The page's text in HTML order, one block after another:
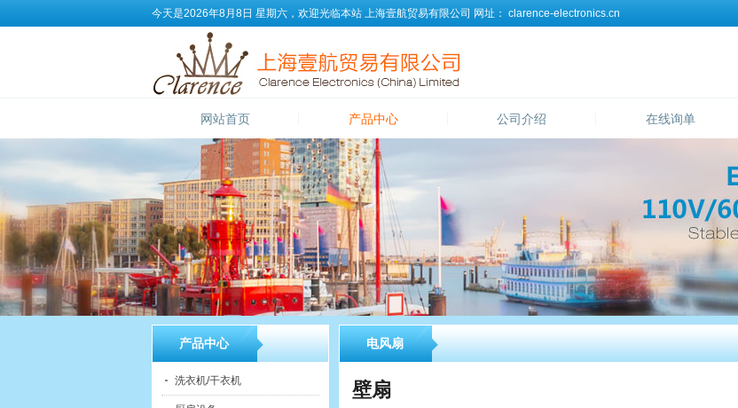
今天是2026年8月8日 星期六，欢迎光临本站 上海壹航贸易有限公司 网址： clarence-electronics.cn
网站首页 产品中心 公司介绍 在线询单
产品中心
洗衣机/干衣机
电风扇
壁扇